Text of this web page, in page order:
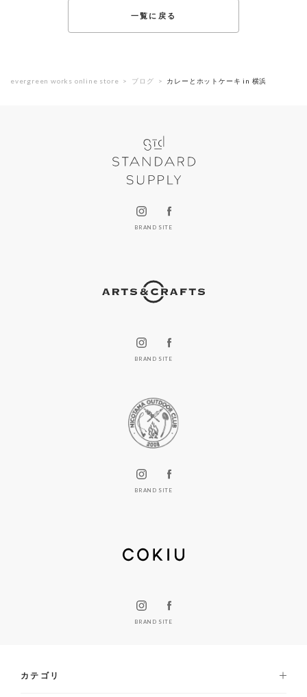
一覧に戻る
evergreen works online store ブログ カレーとホットケーキ in 横浜
BRAND SITE
BRAND SITE
BRAND SITE
BRAND SITE
カテゴリ